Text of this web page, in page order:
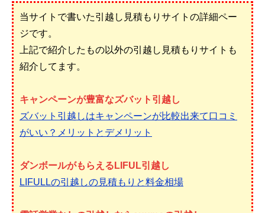
当サイトで書いた引越し見積もりサイトの詳細ペー
ジです。
上記で紹介したもの以外の引越し見積もりサイトも
紹介してます。
キャンペーンが豊富なズバット引越し
ズバット引越しはキャンペーンが比較出来て口コミ
がいい？メリットとデメリット
ダンボールがもらえるLIFUL引越し
LIFULLの引越しの見積もりと料金相場